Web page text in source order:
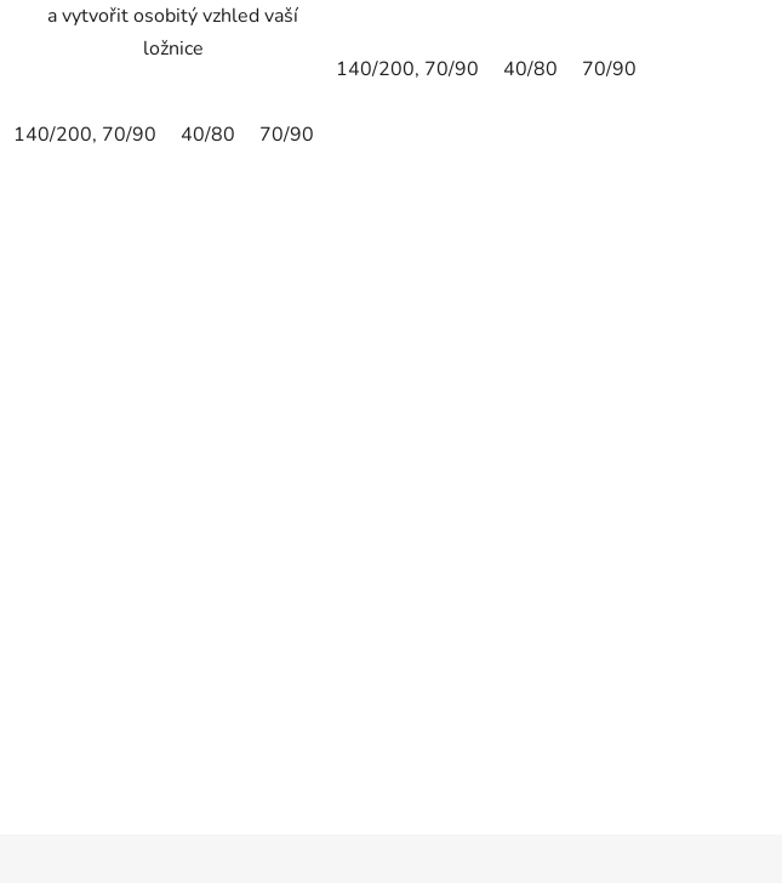
80/80 40/40 135/200,80/80
a vytvořit osobitý vzhled vaší
ložnice
140/200, 70/90 40/80 70/90
140/200, 70/90 40/80 70/90